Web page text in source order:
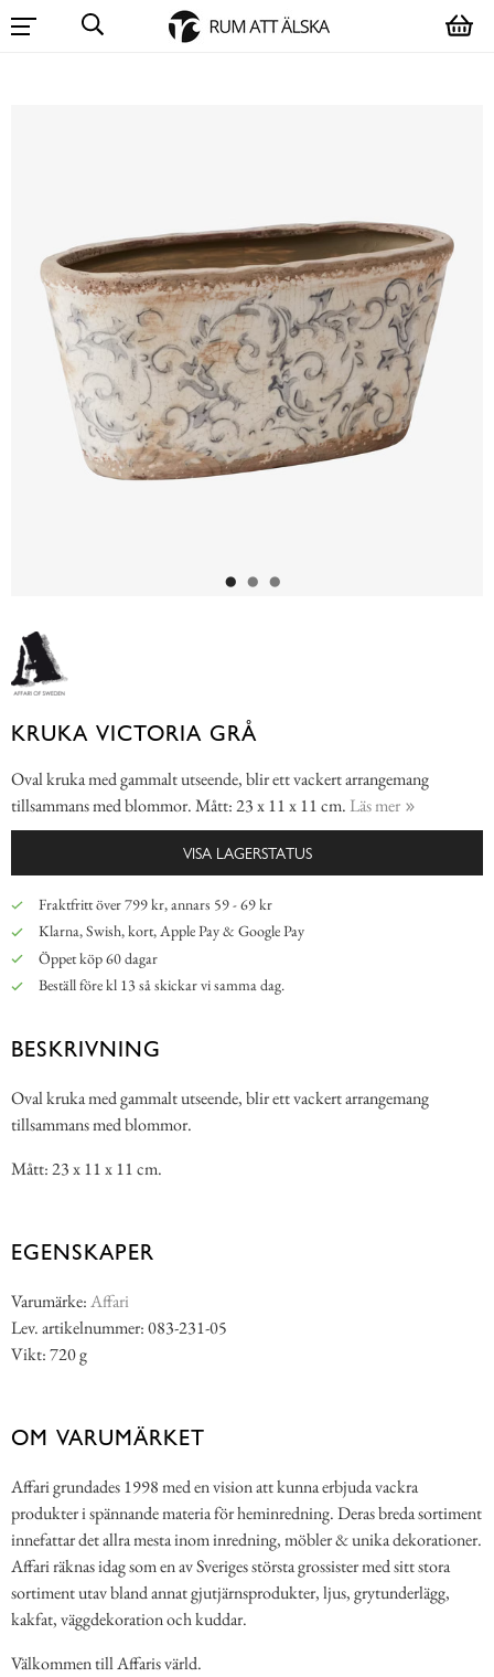
KRUKA VICTORIA GRÅ
Oval kruka med gammalt utseende, blir ett vackert arrangemang
tillsammans med blommor. Mått: 23 x 11 x 11 cm. Läs mer
VISA LAGERSTATUS
Fraktfritt över 799 kr, annars 59 - 69 kr
Klarna, Swish, kort, Apple Pay & Google Pay
Öppet köp 60 dagar
Beställ före kl 13 så skickar vi samma dag.
BESKRIVNING
Oval kruka med gammalt utseende, blir ett vackert arrangemang
tillsammans med blommor.
Mått: 23 x 11 x 11 cm.
EGENSKAPER
Varumärke:Affari
Lev. artikelnummer: 083-231-05
Vikt: 720 g
OM VARUMÄRKET
Affari grundades 1998 med en vision att kunna erbjuda vackra
produkter i spännande materia för heminredning. Deras breda sortiment
innefattar det allra mesta inom inredning, möbler & unika dekorationer.
Affari räknas idag som en av Sveriges största grossister med sitt stora
sortiment utav bland annat gjutjärnsprodukter, ljus, grytunderlägg,
kakfat, väggdekoration och kuddar.
Välkommen till Affaris värld.